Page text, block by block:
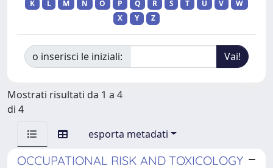
K
L M N O P Q R S T U V
W
X
Y Z
o inserisci le iniziali:
Mostrati risultati da 1 a 4
di 4
esporta metadati
OCCUPATIONAL RISK AND TOXICOLOGY